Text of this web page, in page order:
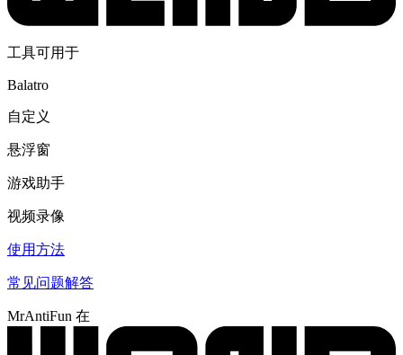
工具可用于
Balatro
自定义
悬浮窗
游戏助手
视频录像
使用方法
常见问题解答
MrAntiFun 在